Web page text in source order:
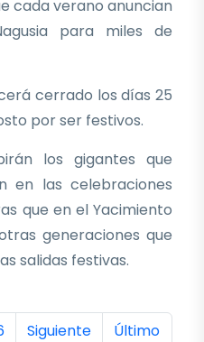
cada verano anuncian
para miles de
cerrado los días 25
por ser festivos.
los gigantes que
en las celebraciones
que en el Yacimiento
generaciones que
salidas festivas.
Siguiente página
Siguiente
Última
Último